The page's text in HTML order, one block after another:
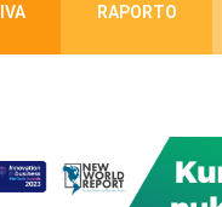
RAPORTO